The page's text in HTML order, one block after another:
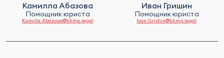
Камилла Абазова
Помощник юриста
Kamilla.Abazova@kkmp.legal
Иван Гришин
Помощник юриста
Ivan.Grishin@kkmp.legal